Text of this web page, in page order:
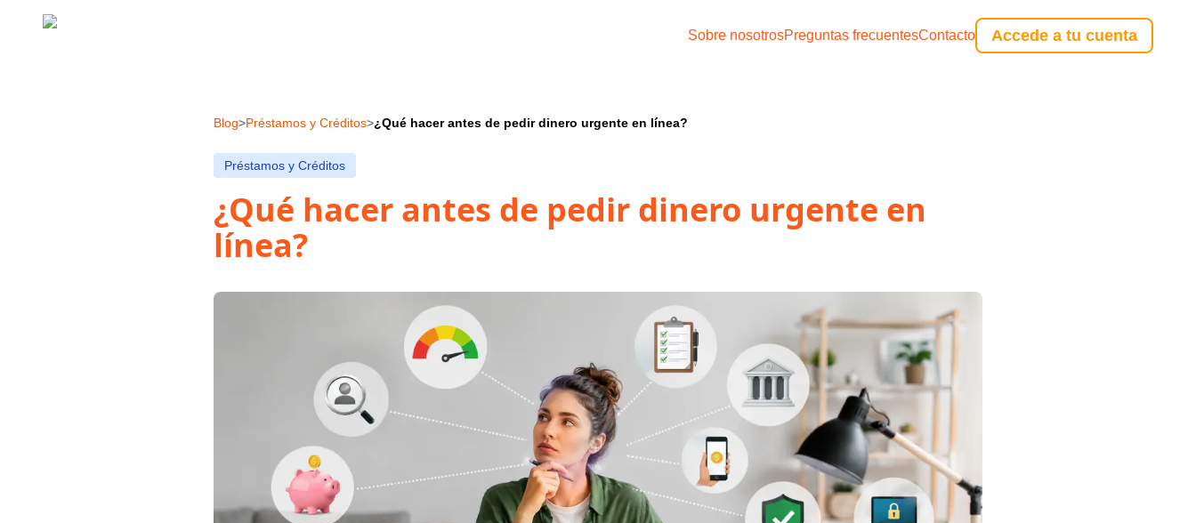
Sobre nosotrosPreguntas frecuentesContacto Accede a tu cuenta
Blog>Préstamos y Créditos>¿Qué hacer antes de pedir dinero urgente en línea?
Préstamos y Créditos
¿Qué hacer antes de pedir dinero urgente en
línea?